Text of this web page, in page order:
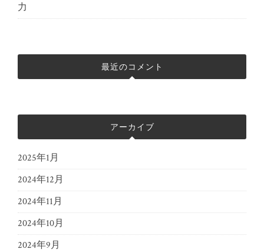
力
最近のコメント
アーカイブ
2025年1月
2024年12月
2024年11月
2024年10月
2024年9月